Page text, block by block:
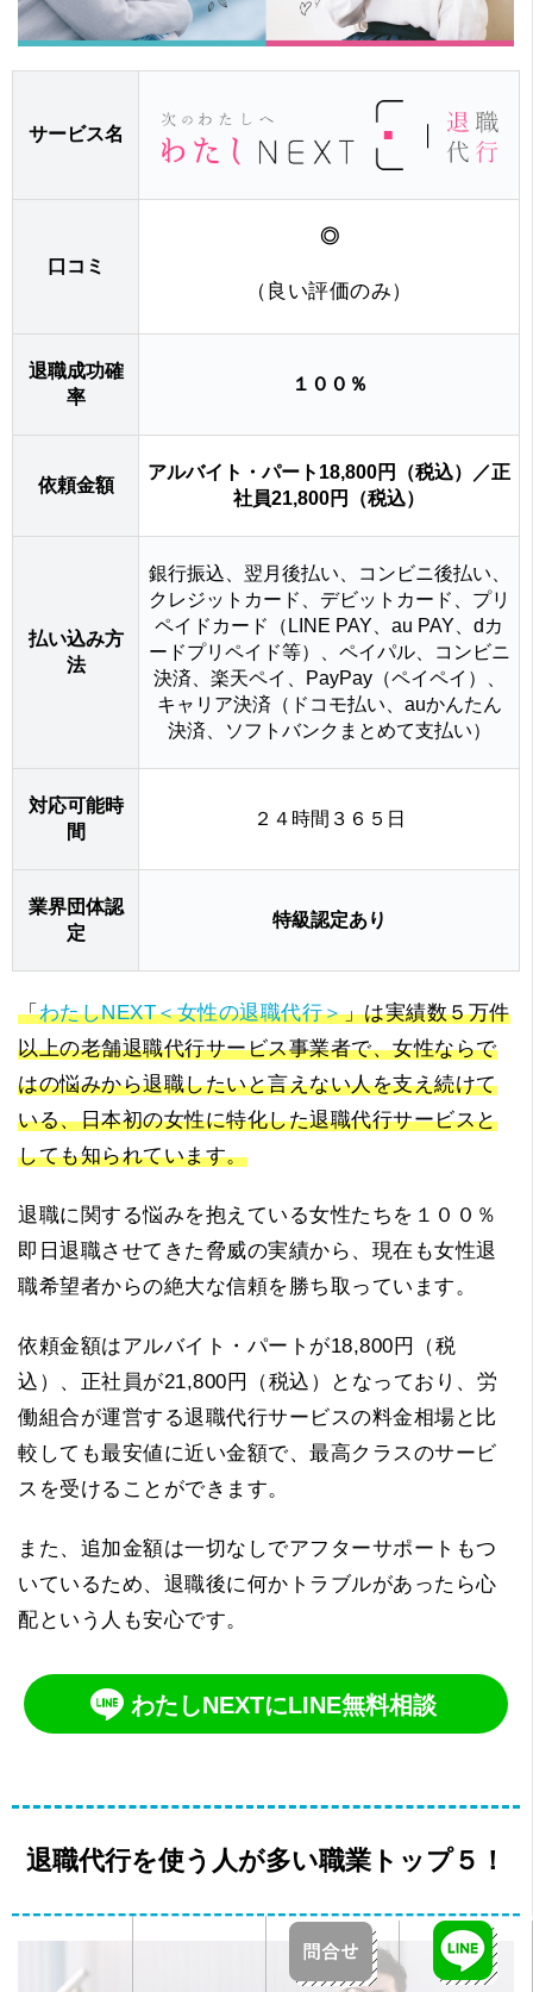
サービス名
口コミ
◎
（良い評価のみ）
退職成功確
率
１００％
依頼金額
アルバイト・パート18,800円（税込）／正
社員21,800円（税込）
払い込み方
法
銀行振込、翌月後払い、コンビニ後払い、
クレジットカード、デビットカード、プリ
ペイドカード（LINE PAY、au PAY、dカ
ードプリペイド等）、ペイパル、コンビニ
決済、楽天ペイ、PayPay（ペイペイ）、
キャリア決済（ドコモ払い、auかんたん
決済、ソフトバンクまとめて支払い）
対応可能時
間
２４時間３６５日
業界団体認
定
特級認定あり
「わたしNEXT＜女性の退職代行＞」は実績数５万件
以上の老舗退職代行サービス事業者で、女性ならで
はの悩みから退職したいと言えない人を支え続けて
いる、日本初の女性に特化した退職代行サービスと
しても知られています。
退職に関する悩みを抱えている女性たちを１００％
即日退職させてきた脅威の実績から、現在も女性退
職希望者からの絶大な信頼を勝ち取っています。
依頼金額はアルバイト・パートが18,800円（税
込）、正社員が21,800円（税込）となっており、労
働組合が運営する退職代行サービスの料金相場と比
較しても最安値に近い金額で、最高クラスのサービ
スを受けることができます。
また、追加金額は一切なしでアフターサポートもつ
いているため、退職後に何かトラブルがあったら心
配という人も安心です。
わたしNEXTにLINE無料相談
退職代行を使う人が多い職業トップ５！